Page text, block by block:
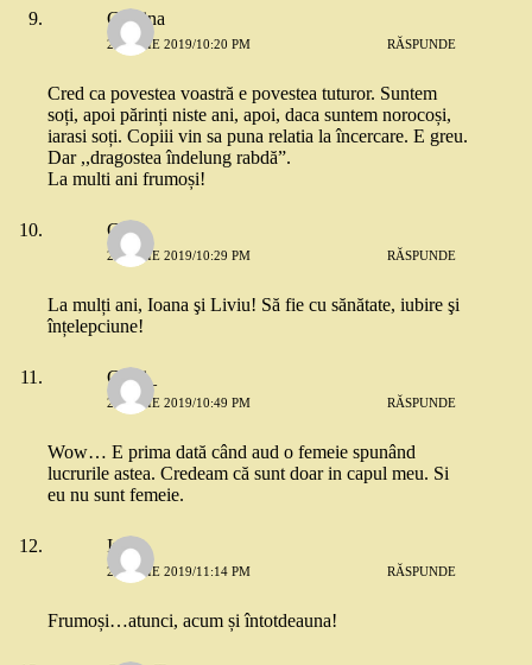
Cristina
25 IULIE 2019/10:20 PM RĂSPUNDE
Cred ca povestea voastră e povestea tuturor. Suntem
soți, apoi părinți niste ani, apoi, daca suntem norocoși,
iarasi soți. Copiii vin sa puna relatia la încercare. E greu.
Dar ,,dragostea îndelung rabdă”.
La multi ani frumoși!
Carla
25 IULIE 2019/10:29 PM RĂSPUNDE
La mulți ani, Ioana şi Liviu! Să fie cu sănătate, iubire şi
înțelepciune!
Cristi_
25 IULIE 2019/10:49 PM RĂSPUNDE
Wow… E prima dată când aud o femeie spunând
lucrurile astea. Credeam că sunt doar in capul meu. Si
eu nu sunt femeie.
Irina
25 IULIE 2019/11:14 PM RĂSPUNDE
Frumoși…atunci, acum și întotdeauna!